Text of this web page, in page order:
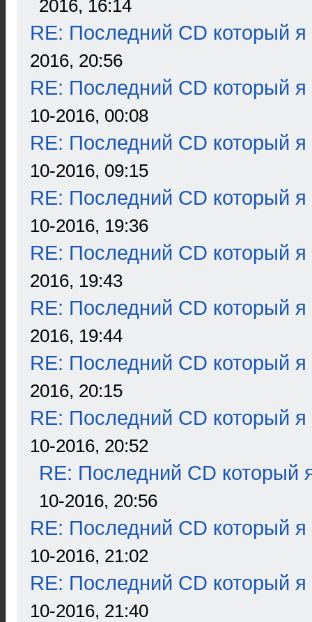
2016, 16:14
RE: Последний CD который я
2016, 20:56
RE: Последний CD который я
10-2016, 00:08
RE: Последний CD который я
10-2016, 09:15
RE: Последний CD который я
10-2016, 19:36
RE: Последний CD который я
2016, 19:43
RE: Последний CD который я
2016, 19:44
RE: Последний CD который я
2016, 20:15
RE: Последний CD который я
10-2016, 20:52
RE: Последний CD который
10-2016, 20:56
RE: Последний CD который я
10-2016, 21:02
RE: Последний CD который я
10-2016, 21:40